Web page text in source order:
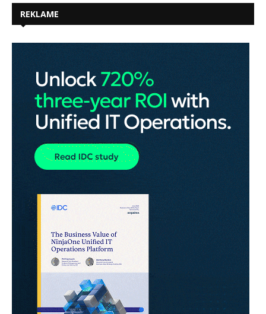
REKLAME